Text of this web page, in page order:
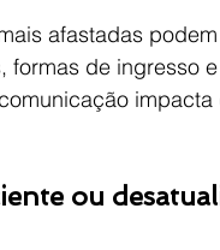
afastadas
formas de ingresso
ou